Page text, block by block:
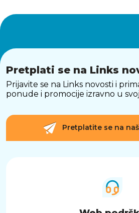
Pretplati se na Links
Prijavite se na Links novosti i
ponude i promocije izravno u
Pretplatite se na